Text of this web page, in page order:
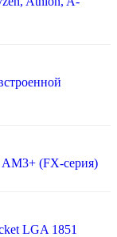
(FX-серия)
LGA 1851